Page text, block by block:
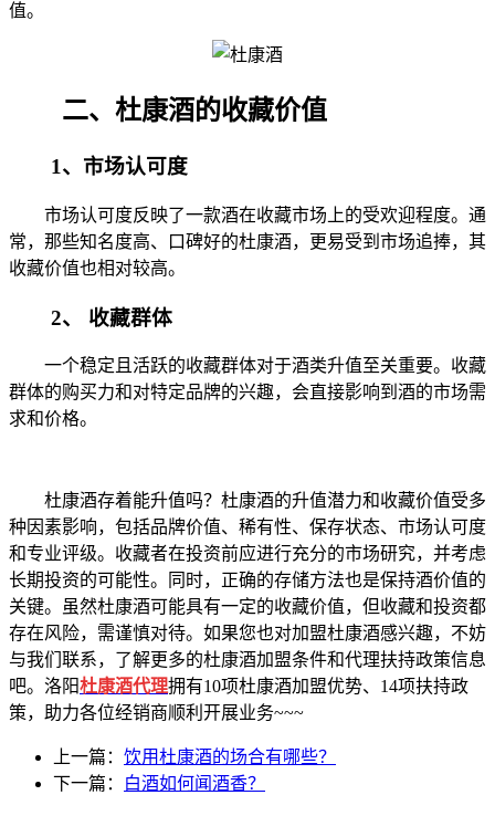
值。
二、杜康酒的收藏价值
1、市场认可度
市场认可度反映了一款酒在收藏市场上的受欢迎程度。通
常，那些知名度高、口碑好的杜康酒，更易受到市场追捧，其
收藏价值也相对较高。
2、 收藏群体
一个稳定且活跃的收藏群体对于酒类升值至关重要。收藏
群体的购买力和对特定品牌的兴趣，会直接影响到酒的市场需
求和价格。
杜康酒存着能升值吗？杜康酒的升值潜力和收藏价值受多
种因素影响，包括品牌价值、稀有性、保存状态、市场认可度
和专业评级。收藏者在投资前应进行充分的市场研究，并考虑
长期投资的可能性。同时，正确的存储方法也是保持酒价值的
关键。虽然杜康酒可能具有一定的收藏价值，但收藏和投资都
存在风险，需谨慎对待。如果您也对加盟杜康酒感兴趣，不妨
与我们联系，了解更多的杜康酒加盟条件和代理扶持政策信息
吧。洛阳杜康酒代理拥有10项杜康酒加盟优势、14项扶持政
策，助力各位经销商顺利开展业务~~~
上一篇： 饮用杜康酒的场合有哪些？
下一篇：
白酒如何闻酒香？